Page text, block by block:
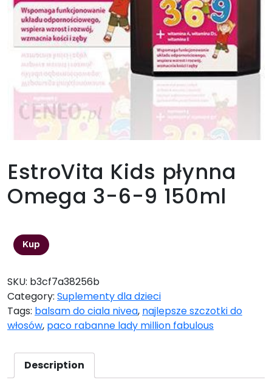
EstroVita Kids płynna
Omega 3-6-9 150ml
Kup
SKU: b3cf7a38256b
Category: Suplementy dla dzieci
Tags: balsam do ciala nivea, najlepsze szczotki do
włosów, paco rabanne lady million fabulous
Description